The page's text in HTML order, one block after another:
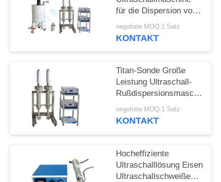
für die Dispersion von
Graphen
negotiate MOQ:1 Satz
KONTAKT
Titan-Sonde Große
Leistung Ultraschall-
Rußdispersionsmaschine
Ultraschall-
Homogenisatormaschine
negotiate MOQ:1 Satz
KONTAKT
Hocheffiziente
Ultraschalllösung Eisen
Ultraschallschweißen